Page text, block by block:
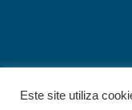
© 2026 - IELT. All rights
Este site utiliza